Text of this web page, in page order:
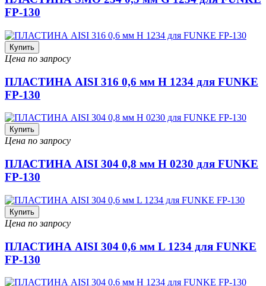
FP-130
Купить
Цена по запросу
ПЛАСТИНА AISI 316 0,6 мм H 1234 для FUNKE
FP-130
Купить
Цена по запросу
ПЛАСТИНА AISI 304 0,8 мм H 0230 для FUNKE
FP-130
Купить
Цена по запросу
ПЛАСТИНА AISI 304 0,6 мм L 1234 для FUNKE
FP-130